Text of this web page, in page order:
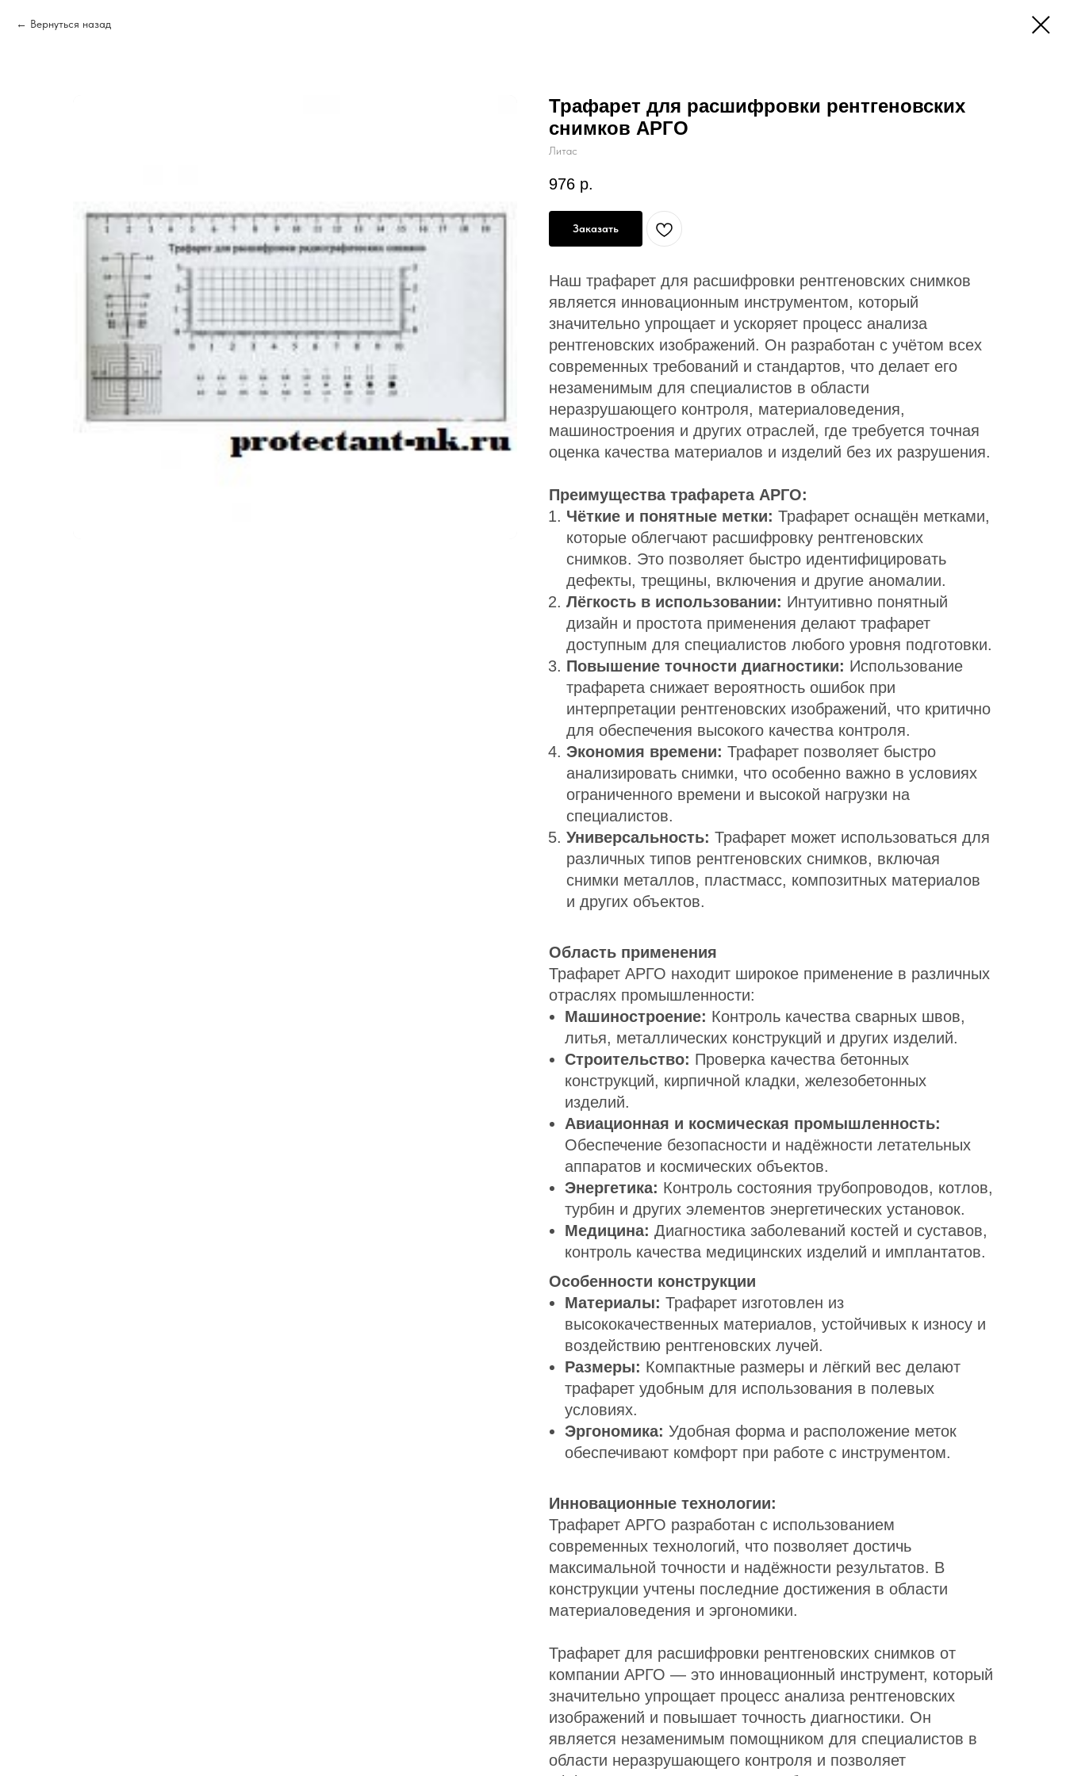
Вернуться назад
Трафарет для расшифровки рентгеновских
снимков АРГО
Литас
976 р.
Заказать
Наш трафарет для расшифровки рентгеновских снимков
является инновационным инструментом, который
значительно упрощает и ускоряет процесс анализа
рентгеновских изображений. Он разработан с учётом всех
современных требований и стандартов, что делает его
незаменимым для специалистов в области
неразрушающего контроля, материаловедения,
машиностроения и других отраслей, где требуется точная
оценка качества материалов и изделий без их разрушения.
Преимущества трафарета АРГО:
Чёткие и понятные метки: Трафарет оснащён метками,
которые облегчают расшифровку рентгеновских
снимков. Это позволяет быстро идентифицировать
дефекты, трещины, включения и другие аномалии.
Лёгкость в использовании: Интуитивно понятный
дизайн и простота применения делают трафарет
доступным для специалистов любого уровня подготовки.
Повышение точности диагностики: Использование
трафарета снижает вероятность ошибок при
интерпретации рентгеновских изображений, что критично
для обеспечения высокого качества контроля.
Экономия времени: Трафарет позволяет быстро
анализировать снимки, что особенно важно в условиях
ограниченного времени и высокой нагрузки на
специалистов.
Универсальность: Трафарет может использоваться для
различных типов рентгеновских снимков, включая
снимки металлов, пластмасс, композитных материалов
и других объектов.
Область применения
Трафарет АРГО находит широкое применение в различных
отраслях промышленности:
Машиностроение: Контроль качества сварных швов,
литья, металлических конструкций и других изделий.
Строительство: Проверка качества бетонных
конструкций, кирпичной кладки, железобетонных
изделий.
Авиационная и космическая промышленность:
Обеспечение безопасности и надёжности летательных
аппаратов и космических объектов.
Энергетика: Контроль состояния трубопроводов, котлов,
турбин и других элементов энергетических установок.
Медицина: Диагностика заболеваний костей и суставов,
контроль качества медицинских изделий и имплантатов.
Особенности конструкции
Материалы: Трафарет изготовлен из
высококачественных материалов, устойчивых к износу и
воздействию рентгеновских лучей.
Размеры: Компактные размеры и лёгкий вес делают
трафарет удобным для использования в полевых
условиях.
Эргономика: Удобная форма и расположение меток
обеспечивают комфорт при работе с инструментом.
Инновационные технологии:
Трафарет АРГО разработан с использованием
современных технологий, что позволяет достичь
максимальной точности и надёжности результатов. В
конструкции учтены последние достижения в области
материаловедения и эргономики.
Трафарет для расшифровки рентгеновских снимков от
компании АРГО — это инновационный инструмент, который
значительно упрощает процесс анализа рентгеновских
изображений и повышает точность диагностики. Он
является незаменимым помощником для специалистов в
области неразрушающего контроля и позволяет